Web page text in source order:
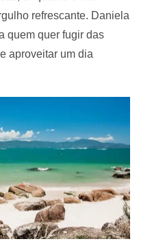
refrescante. Daniela
quem quer fugir das
aproveitar um dia